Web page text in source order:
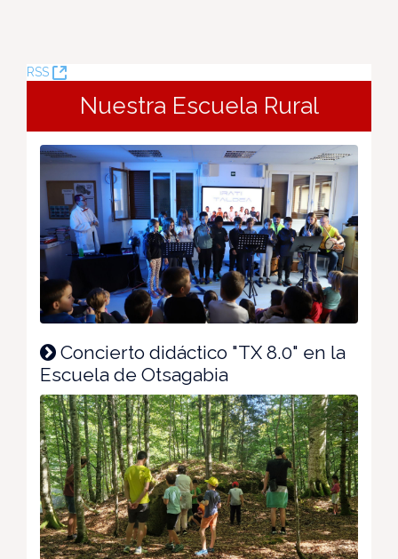
RSS
(Opens
Window)
Nuestra Escuela Rural
Concierto didáctico "TX 8.0" en la
Escuela de Otsagabia